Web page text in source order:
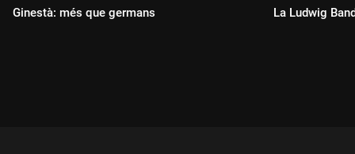
Ginestà: més que germans La Ludwig